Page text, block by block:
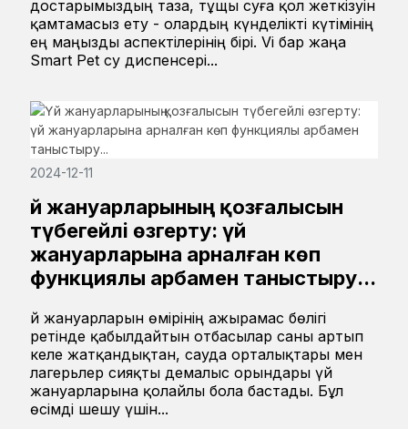
достарымыздың таза, тұщы суға қол жеткізуін
қамтамасыз ету - олардың күнделікті күтімінің
ең маңызды аспектілерінің бірі. Vi бар жаңа
Smart Pet су диспенсері...
2024-12-11
Үй жануарларының қозғалысын
түбегейлі өзгерту: үй
жануарларына арналған көп
функциялы арбамен таныстыру...
Үй жануарларын өмірінің ажырамас бөлігі
ретінде қабылдайтын отбасылар саны артып
келе жатқандықтан, сауда орталықтары мен
лагерьлер сияқты демалыс орындары үй
жануарларына қолайлы бола бастады. Бұл
өсімді шешу үшін...